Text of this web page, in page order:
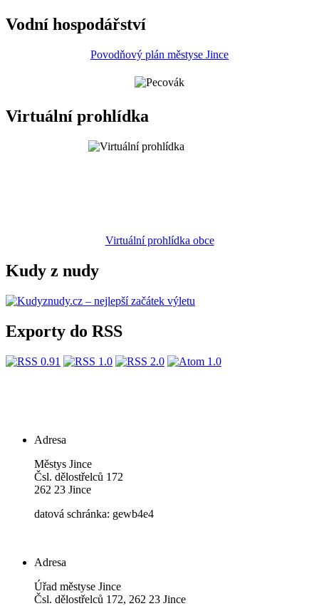
Vodní hospodářství
Povodňový plán městyse Jince
Virtuální prohlídka
Virtuální prohlídka obce
Kudy z nudy
Exporty do RSS
Adresa
Městys Jince
Čsl. dělostřelců 172
262 23 Jince
datová schránka: gewb4e4
Adresa
Úřad městyse Jince
Čsl. dělostřelců 172, 262 23 Jince